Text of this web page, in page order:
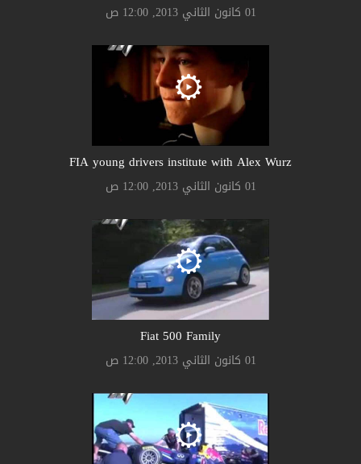
01 كانون الثاني 2013, 12:00 ص
FIA young drivers institute with Alex Wurz
01 كانون الثاني 2013, 12:00 ص
Fiat 500 Family
01 كانون الثاني 2013, 12:00 ص